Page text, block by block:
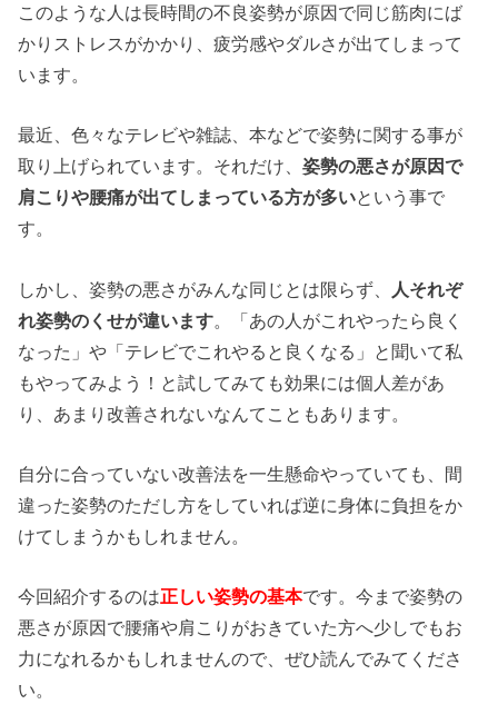
このような人は長時間の不良姿勢が原因で同じ筋肉にば
かりストレスがかかり、疲労感やダルさが出てしまって
います。
最近、色々なテレビや雑誌、本などで姿勢に関する事が
取り上げられています。それだけ、姿勢の悪さが原因で
肩こりや腰痛が出てしまっている方が多いという事で
す。
しかし、姿勢の悪さがみんな同じとは限らず、
人それぞ
れ姿勢のくせが違います 。「あの人がこれやったら良く
なった」や「テレビでこれやると良くなる」と聞いて私
もやってみよう！と試してみても効果には個人差があ
り、あまり改善されないなんてこともあります。
自分に合っていない改善法を一生懸命やっていても、間
違った姿勢のただし方をしていれば逆に身体に負担をか
けてしまうかもしれません。
今回紹介するのは正しい姿勢の基本です。今まで姿勢の
悪さが原因で腰痛や肩こりがおきていた方へ少しでもお
力になれるかもしれませんので、ぜひ読んでみてくださ
い。